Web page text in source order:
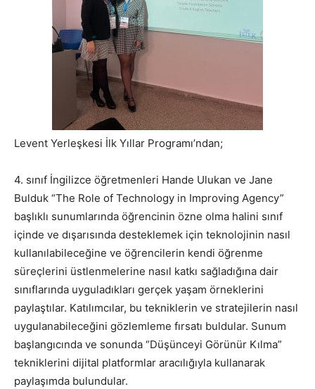
Levent Yerleşkesi İlk Yıllar Programı’ndan;
4. sınıf İngilizce öğretmenleri Hande Ulukan ve Jane
Bulduk “The Role of Technology in Improving Agency”
başlıklı sunumlarında öğrencinin özne olma halini sınıf
içinde ve dışarısında desteklemek için teknolojinin nasıl
kullanılabileceğine ve öğrencilerin kendi öğrenme
süreçlerini üstlenmelerine nasıl katkı sağladığına dair
sınıflarında uyguladıkları gerçek yaşam örneklerini
paylaştılar. Katılımcılar, bu tekniklerin ve stratejilerin nasıl
uygulanabileceğini gözlemleme fırsatı buldular. Sunum
başlangıcında ve sonunda “Düşünceyi Görünür Kılma”
tekniklerini dijital platformlar aracılığıyla kullanarak
paylaşımda bulundular.